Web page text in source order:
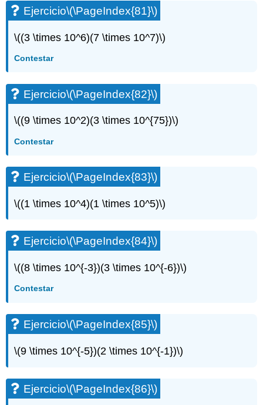
Ejercicio\(\PageIndex{81}\)
\((3 \times 10^6)(7 \times 10^7)\)
Contestar
Ejercicio\(\PageIndex{82}\)
\((9 \times 10^2)(3 \times 10^{75})\)
Contestar
Ejercicio\(\PageIndex{83}\)
\((1 \times 10^4)(1 \times 10^5)\)
Ejercicio\(\PageIndex{84}\)
\((8 \times 10^{-3})(3 \times 10^{-6})\)
Contestar
Ejercicio\(\PageIndex{85}\)
\(9 \times 10^{-5})(2 \times 10^{-1})\)
Ejercicio\(\PageIndex{86}\)